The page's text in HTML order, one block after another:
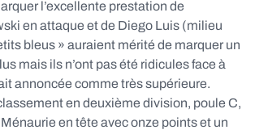
l’excellente prestation de
en attaque et de Diego Luis (milieu
bleus » auraient mérité de marquer un
mais ils n’ont pas été ridicules face à
annoncée comme très supérieure.
en deuxième division, poule C,
en tête avec onze points et un